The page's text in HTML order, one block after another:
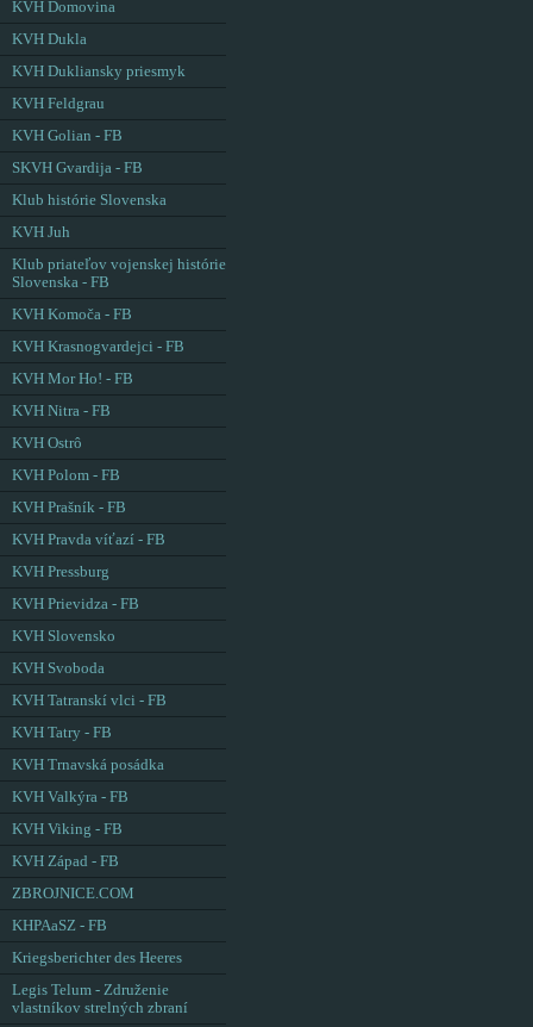
KVH Domovina
KVH Dukla
KVH Dukliansky priesmyk
KVH Feldgrau
KVH Golian - FB
SKVH Gvardija - FB
Klub histórie Slovenska
KVH Juh
Klub priateľov vojenskej histórie
Slovenska - FB
KVH Komoča - FB
KVH Krasnogvardejci - FB
KVH Mor Ho! - FB
KVH Nitra - FB
KVH Ostrô
KVH Polom - FB
KVH Prašník - FB
KVH Pravda víťazí - FB
KVH Pressburg
KVH Prievidza - FB
KVH Slovensko
KVH Svoboda
KVH Tatranskí vlci - FB
KVH Tatry - FB
KVH Trnavská posádka
KVH Valkýra - FB
KVH Viking - FB
KVH Západ - FB
ZBROJNICE.COM
KHPAaSZ - FB
Kriegsberichter des Heeres
Legis Telum - Združenie
vlastníkov strelných zbraní